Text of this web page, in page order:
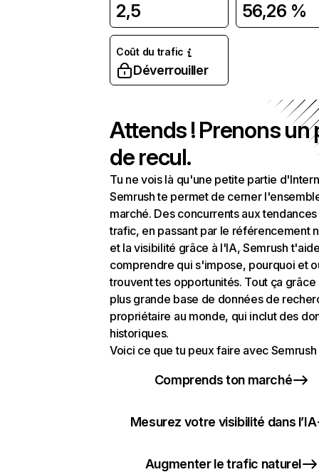
2,5 56,26 %
Coût du trafic
Déverrouiller
Attends ! Prenons un
de recul.
Tu ne vois là qu'une petite partie
Semrush te permet de cerner
marché. Des concurrents aux
trafic, en passant par le référencement
et la visibilité grâce à l'IA, Semrush
comprendre qui s'impose, pourquoi et
trouvent tes opportunités. Tout ça grâce
plus grande base de données de
propriétaire au monde, qui inclut des
historiques.
Voici ce que tu peux faire avec Semrush
Comprends ton marché
Mesurez votre visibilité dans l’IA
Augmenter le trafic naturel